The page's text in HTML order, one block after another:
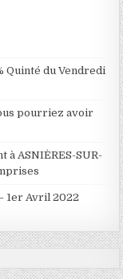
Quinté du Vendredi
pourriez avoir
ASNIÈRES-SUR-
1er Avril 2022